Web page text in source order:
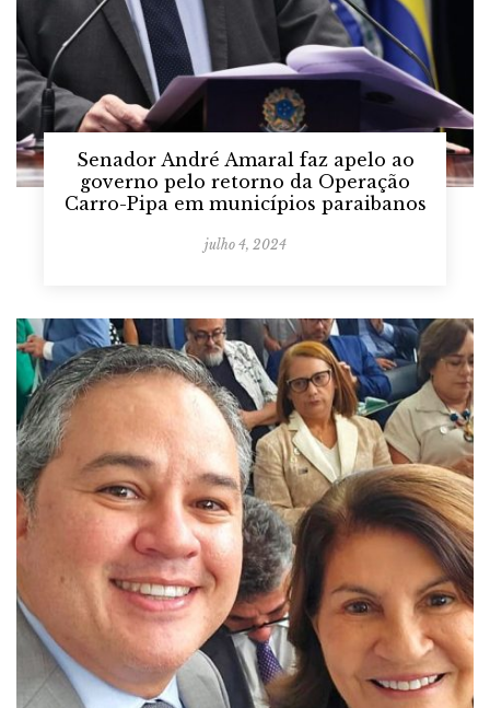
Senador André Amaral faz apelo ao
governo pelo retorno da Operação
Carro-Pipa em municípios paraibanos
julho 4, 2024